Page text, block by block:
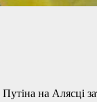
на Алясці